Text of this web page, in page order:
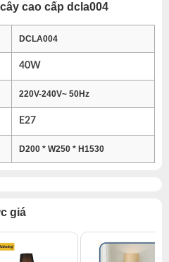
cao cấp dcla004
DCLA004
40W
220V-240V~ 50Hz
E27
D200 * W250 * H1530
giá